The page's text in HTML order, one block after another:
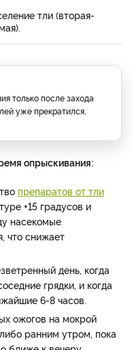
тли (вторая-
только после захода
уже прекратился,
опрыскивания:
препаратов от тли
+15 градусов и
насекомые
что снижает
день, когда
грядки, и когда
6-8 часов.
ожогов на мокрой
ранним утром, пока